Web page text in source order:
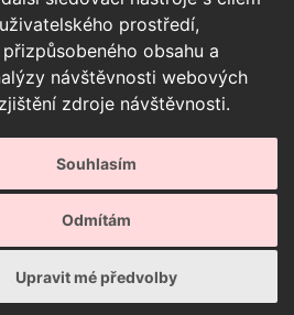
prostředí,
obsahu a
návštěvnosti webových
zdroje návštěvnosti.
Souhlasím
Odmítám
Upravit mé předvolby